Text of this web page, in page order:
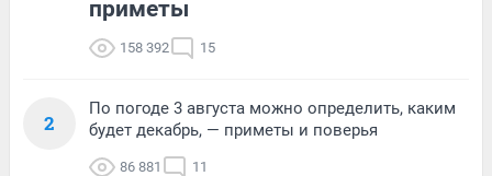
приметы
158 392 15
2
По погоде 3 августа можно определить, каким
будет декабрь, — приметы и поверья
86 881 11